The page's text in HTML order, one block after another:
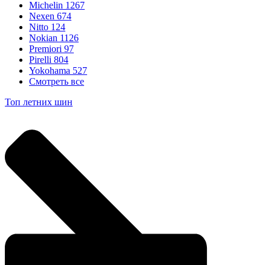
Michelin 1267
Nexen 674
Nitto 124
Nokian 1126
Premiori 97
Pirelli 804
Yokohama 527
Смотреть все
Топ летних шин